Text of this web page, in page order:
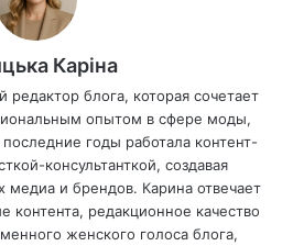
Каріна
редактор блога, которая сочетает
опытом в сфере моды,
годы работала контент-
консультанткой, создавая
медиа и брендов. Карина отвечает
контента, редакционное качество
женского голоса блога,